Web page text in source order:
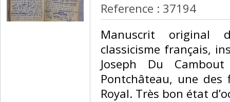
Reference : 37194
‎Manuscrit original
classicisme français,
Joseph Du
Pontchâteau, une
Royal. Très bon état